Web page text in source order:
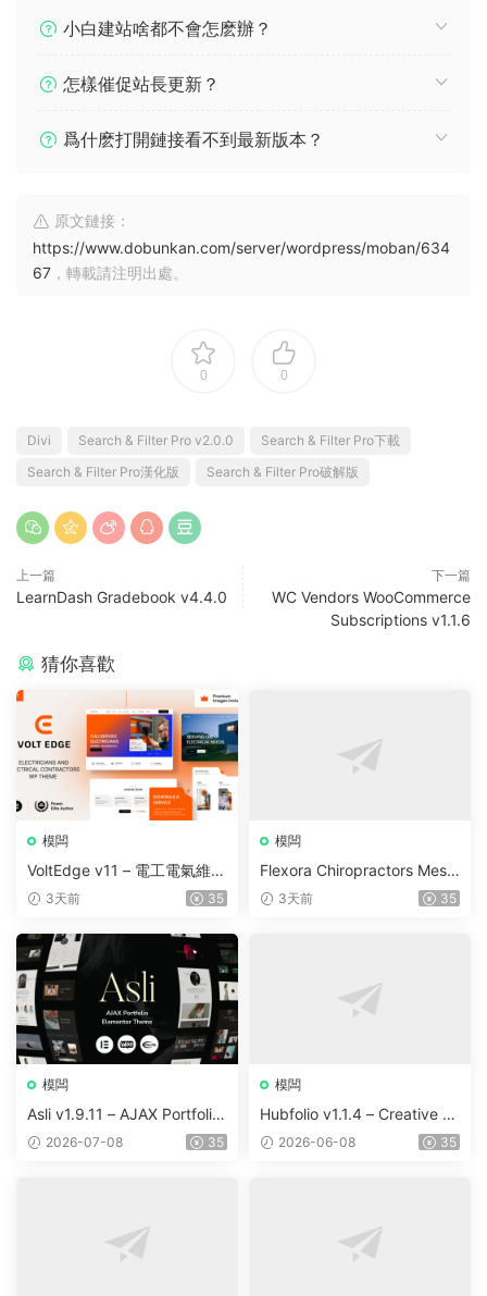
小白建站啥都不會怎麽辦？
怎樣催促站長更新？
爲什麽打開鏈接看不到最新版本？
原文鏈接：
https://www.dobunkan.com/server/wordpress/moban/634
67 ，轉載請注明出處。
0 0
Divi Search & Filter Pro v2.0.0
Search & Filter Pro下載
Search & Filter Pro漢化版
Search & Filter Pro破解版
上一篇
LearnDash Gradebook v4.4.0
下一篇
WC Vendors WooCommerce
Subscriptions v1.1.6
猜你喜歡
模闆
VoltEdge v11 – 電工電氣維修
WordPress 主題
3天前 35
模闆
Flexora Chiropractors Mess
age and Physical Therapist
3天前 35
模闆
Asli v1.9.11 – AJAX Portfolio
Elementor WordPress Them
2026-07-08 35
模闆
Hubfolio v1.1.4 – Creative P
ortfolio & Digital Agency Wo
2026-06-08 35